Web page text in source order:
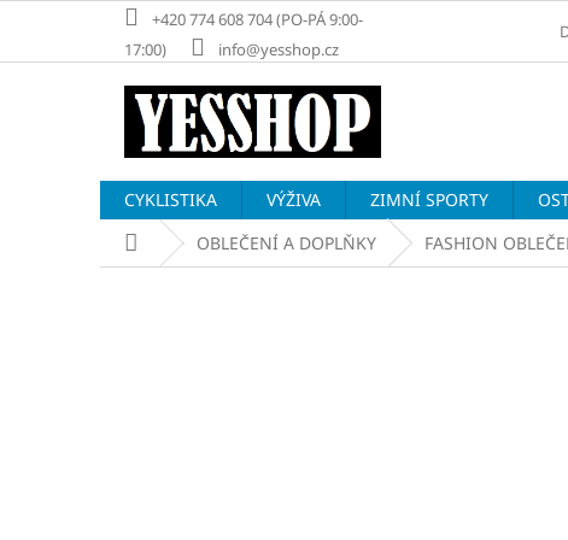
obsah
+420 774 608 704 (PO-PÁ 9:00-
17:00)
info@yesshop.cz
CYKLISTIKA VÝŽIVA ZIMNÍ SPORTY
Domů OBLEČENÍ A DOPLŇKY FASHION